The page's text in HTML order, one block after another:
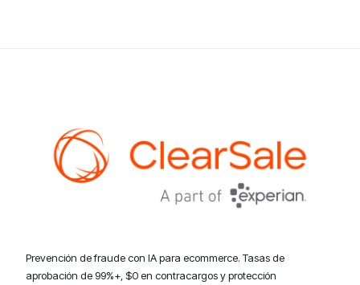
Prevención de fraude con IA para ecommerce. Tasas de
aprobación de 99%+, $0 en contracargos y protección